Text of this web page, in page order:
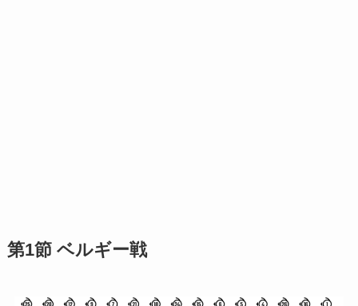
第1節 ベルギー戦